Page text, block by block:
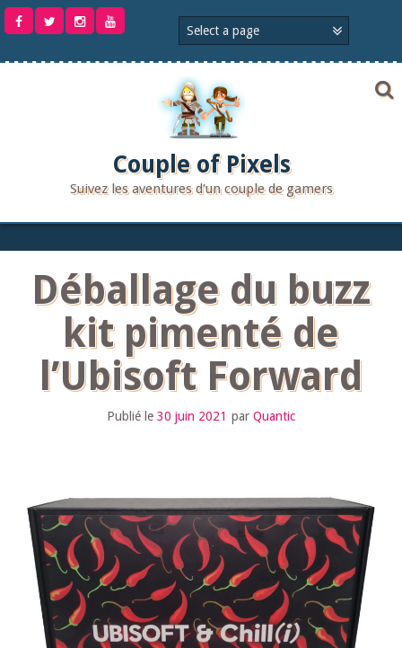
Aller
Couple of Pixels
Suivez les aventures d'un couple de gamers
Déballage du buzz
kit pimenté de
l’Ubisoft Forward
Publié le 30 juin 2021 par Quantic